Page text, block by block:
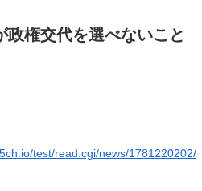
政権交代を選べないこと
test/read.cgi/news/1781220202/